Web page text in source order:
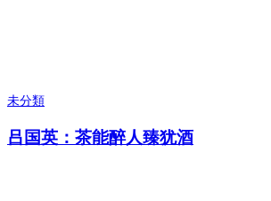
未分類
吕国英：茶能醉人臻犹酒